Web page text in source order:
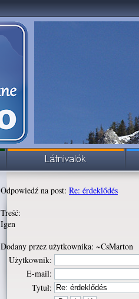
Odpowiedź na post: Re: érdeklődés
Treść:
Igen
Dodany przez użytkownika: ~CsMarton
Użytkownik:
E-mail:
Tytuł: